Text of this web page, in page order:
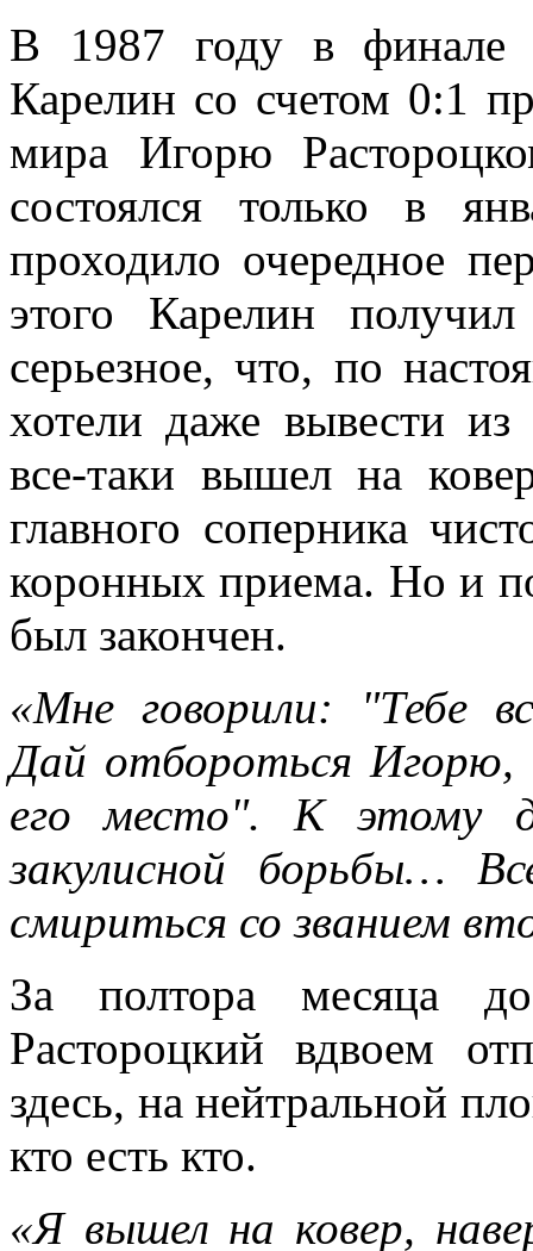
В 1987 году в финале
Карелин со счетом 0:1
мира Игорю
состоялся только в
проходило очередное
этого Карелин получил
серьезное, что, по
хотели даже вывести
все-таки вышел на
главного соперника
коронных приема. Но и
был закончен.
«Мне говорили: "Тебе
Дай отбороться Игорю,
его место". К этому
закулисной борьбы…
смириться со званием
За полтора месяца
Растороцкий вдвоем
здесь, на нейтральной
кто есть кто.
«Я вышел на ковер,